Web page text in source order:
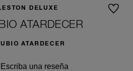
DELUXE
ATARDECER
ATARDECER
Escriba una reseña